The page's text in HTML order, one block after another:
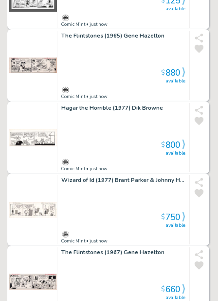
Comic Mint• just now
available
The Flintstones (1965) Gene Hazelton
Comic Mint• just now
available
$880
Hagar the Horrible (1977) Dik Browne
Comic Mint• just now
available
$800
Wizard of Id (1977) Brant Parker & Johnny Hart
Comic Mint• just now
available
$750
The Flintstones (1967) Gene Hazelton
available
$660